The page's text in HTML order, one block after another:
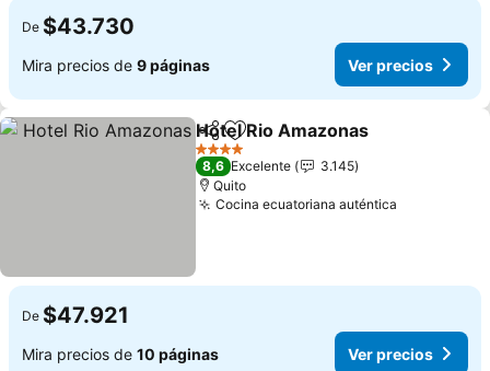
De $43.730
Mira precios de 9 páginas Ver precios
CompartirAgregar a favoritos
Hotel Rio Amazonas
4 Estrellas
8,6 Excelente
3.145
Quito
Cocina ecuatoriana auténtica
De $47.921
Mira precios de 10 páginas Ver precios